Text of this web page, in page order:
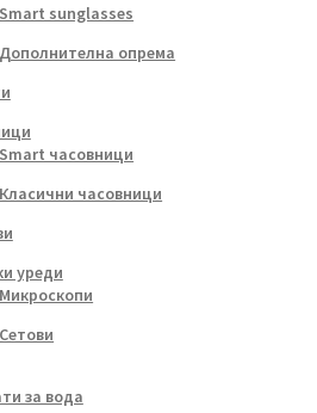
Smart sunglasses
Дополнителна опрема
Smart часовници
Класични часовници
уреди
Микроскопи
Сетови
за вода